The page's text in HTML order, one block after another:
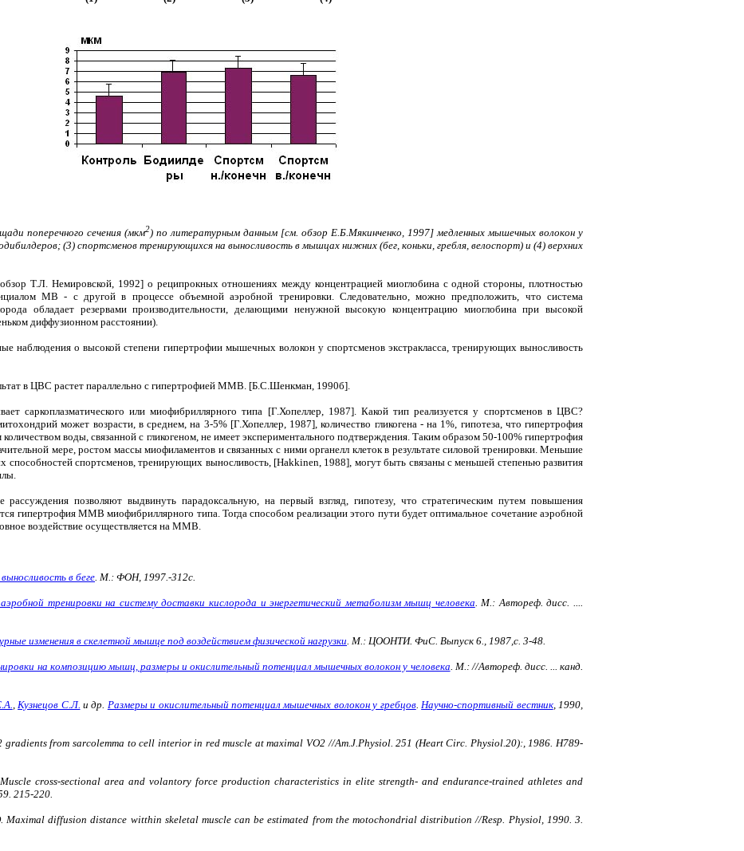
поперечного сечения (мкм2) по литературным данным [см. обзор Е.Б.Мякинченко, 1997] медленных мышечных волокон у
(3) спортсменов тренирующихся на выносливость в мышцах нижних (бег, коньки, гребля, велоспорт) и (4) верхних
Т.Л. Немировской, 1992] о реципрокных отношениях между концентрацией миоглобина с одной стороны, плотностью
МВ - с другой в процессе объемной аэробной тренировки. Следовательно, можно предположить, что система
обладает резервами производительности, делающими ненужной высокую концентрацию миоглобина при высокой
диффузионном расстоянии).
наблюдения о высокой степени гипертрофии мышечных волокон у спортсменов экстракласса, тренирующих выносливость
в ЦВС растет параллельно с гипертрофией ММВ. [Б.С.Шенкман, 1990б].
саркоплазматического или миофибриллярного типа [Г.Хопеллер, 1987]. Какой тип реализуется у спортсменов в ЦВС?
может возрасти, в среднем, на 3-5% [Г.Хопеллер, 1987], количество гликогена - на 1%, гипотеза, что гипертрофия
воды, связанной с гликогеном, не имеет экспериментального подтверждения. Таким образом 50-100% гипертрофия
мере, ростом массы миофиламентов и связанных с ними органелл клеток в результате силовой тренировки. Меньшие
способностей спортсменов, тренирующих выносливость, [Hakkinen, 1988], могут быть связаны с меньшей степенью развития
позволяют выдвинуть парадоксальную, на первый взгляд, гипотезу, что стратегическим путем повышения
гипертрофия ММВ миофибриллярного типа. Тогда способом реализации этого пути будет оптимальное сочетание аэробной
воздействие осуществляется на ММВ.
в беге. М.: ФОН, 1997.-312с.
тренировки на систему доставки кислорода и энергетический метаболизм мышц человека. М.: Автореф. дисc. ....
изменения в скелетной мышце под воздействием физической нагрузки. М.: ЦООHТИ. ФиС. Выпуск 6., 1987,с. 3-48.
на композицию мышц, размеры и окислительный потенциал мышечных волокон у человека. М.: //Автореф. дисс. ... канд.
,Кузнецов С.Л. и др. Размеры и окислительный потенциал мышечных волокон у гребцов.Hаучно-спортивный вестник, 1990,
gradients from sarcolemma to cell interior in red muscle at maximal VO2 //Am.J.Physiol. 251 (Heart Circ. Physiol.20):, 1986. H789-
cross-sectional area and volantory force production characteristics in elite strength- and endurance-trained athletes and
215-220.
Maximal diffusion distance witthin skeletal muscle can be estimated from the motochondrial distribution //Resp. Physiol, 1990. 3.